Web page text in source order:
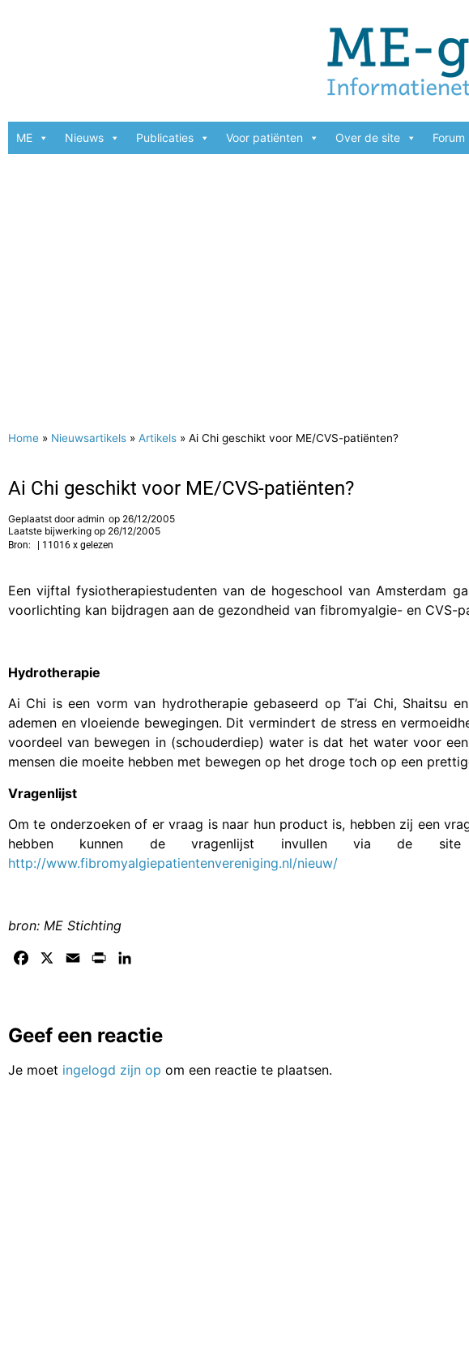
ME Nieuws Publicaties Voor patiënten Over de site Forum
Home » Nieuwsartikels » Artikels » Ai Chi geschikt voor ME/CVS-patiënten?
Ai Chi geschikt voor ME/CVS-patiënten?
Geplaatst dooradmin op 26/12/2005
Laatste bijwerking op 26/12/2005
Bron: | 11016 x gelezen
Een vijftal fysiotherapiestudenten van de hogeschool van Amsterdam
voorlichting kan bijdragen aan de gezondheid van fibromyalgie- en CVS-
Hydrotherapie
Ai Chi is een vorm van hydrotherapie gebaseerd op T’ai Chi, Shaitsu
ademen en vloeiende bewegingen. Dit vermindert de stress en
voordeel van bewegen in (schouderdiep) water is dat het water voor
mensen die moeite hebben met bewegen op het droge toch op een
Vragenlijst
Om te onderzoeken of er vraag is naar hun product is, hebben zij een
hebben kunnen de vragenlijst invullen via de site
http://www.fibromyalgiepatientenvereniging.nl/nieuw/
bron: ME Stichting
Facebook Email Print
Geef een reactie
Je moet ingelogd zijn op om een reactie te plaatsen.